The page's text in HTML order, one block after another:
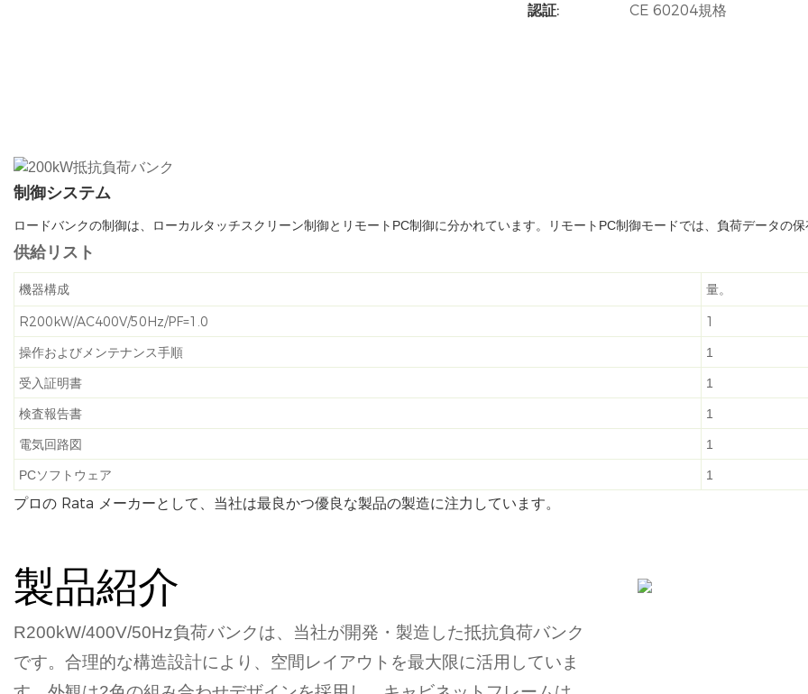
認証:
CE 60204規格
制御システム
ロードバンクの制御は、ローカルタッチスクリーン制御とリモートPC制御に分かれています。 リモートPC制御モードでは、負荷データの保
供給リスト
機器構成 量。
R200kW/AC400V/50Hz/PF=1.0 1
操作およびメンテナンス手順 1
受入証明書 1
検査報告書 1
電気回路図 1
PCソフトウェア 1
プロの Rata メーカーとして、当社は最良かつ優良な製品の製造に注力しています。
製品紹介
R200kW/400V/50Hz負荷バンクは、当社が開発・製造した抵抗負荷バンク
です。合理的な構造設計により、空間レイアウトを最大限に活用していま